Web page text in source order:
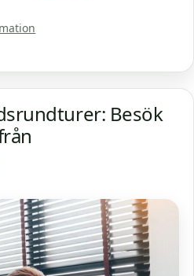
Besök